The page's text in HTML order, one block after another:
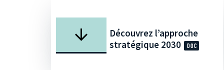
Découvrez l’approche
stratégique 2030